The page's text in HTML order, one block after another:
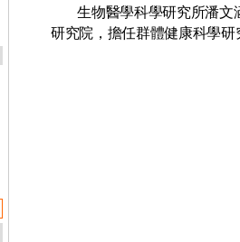
生物醫學科學研究所潘文
研究院，擔任群體健康科學